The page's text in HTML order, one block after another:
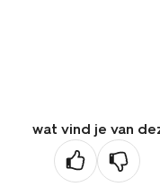
wat vind je van